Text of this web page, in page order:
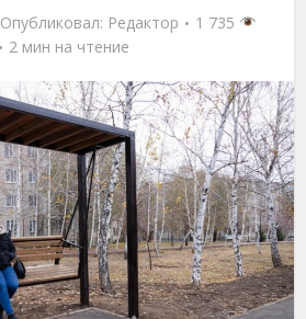
Опубликовал: Редактор
1 735
2 мин на чтение